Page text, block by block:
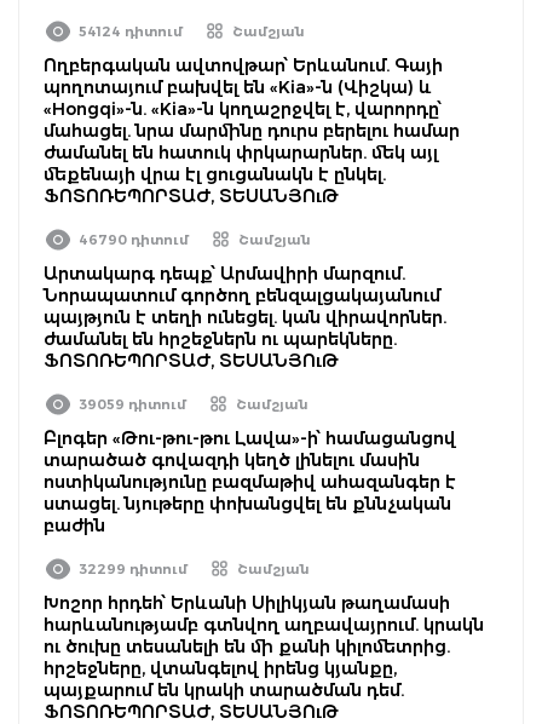
54124 դիտում Շամշյան
Ողբերգական ավտովթար՝ Երևանում. Գայի
պողոտայում բախվել են «Kia»-ն (Վիշկա) և
«Hongqi»-ն. «Kia»-ն կողաշրջվել է, վարորդը՝
մահացել. նրա մարմինը դուրս բերելու համար
ժամանել են հատուկ փրկարարներ. մեկ այլ
մեքենայի վրա էլ ցուցանակն է ընկել.
ՖՈՏՈՌԵՊՈՐՏԱԺ, ՏԵՍԱՆՅՈւԹ
46790 դիտում Շամշյան
Արտակարգ դեպք՝ Արմավիրի մարզում.
Նորապատում գործող բենզալցակայանում
պայթյուն է տեղի ունեցել. կան վիրավորներ.
ժամանել են հրշեջներն ու պարեկները.
ՖՈՏՈՌԵՊՈՐՏԱԺ, ՏԵՍԱՆՅՈւԹ
39059 դիտում Շամշյան
Բլոգեր «Թու-թու-թու Լավա»-ի՝ համացանցով
տարածած գովազդի կեղծ լինելու մասին
ոստիկանությունը բազմաթիվ ահազանգեր է
ստացել. նյութերը փոխանցվել են քննչական
բաժին
32299 դիտում Շամշյան
Խոշոր հրդեհ՝ Երևանի Սիլիկյան թաղամասի
հարևանությամբ գտնվող աղբավայրում. կրակն
ու ծուխը տեսանելի են մի քանի կիլոմետրից.
հրշեջները, վտանգելով իրենց կյանքը,
պայքարում են կրակի տարածման դեմ.
ՖՈՏՈՌԵՊՈՐՏԱԺ, ՏԵՍԱՆՅՈւԹ